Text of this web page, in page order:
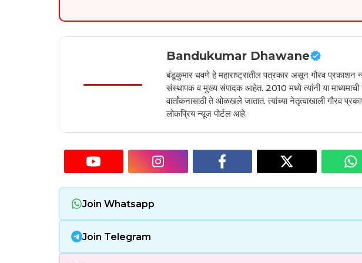
Bandukumar Dhawane
बंडूकुमार धवणे हे महाराष्ट्रातील पत्रकार असून गौरव प्रकाशन
संस्थापक व मुख्य संपादक आहेत. 2010 मध्ये त्यांनी या माध्यमाची
वार्तांकनासाठी ते ओळखले जातात. त्यांच्या नेतृत्वाखाली गौरव
लोकप्रिय न्यूज पोर्टल आहे.
Join Whatsapp
Join Telegram